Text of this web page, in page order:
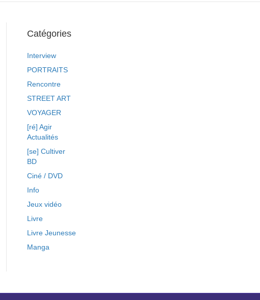
Catégories
Interview
PORTRAITS
Rencontre
STREET ART
VOYAGER
[ré] Agir
Actualités
[se] Cultiver
BD
Ciné / DVD
Info
Jeux vidéo
Livre
Livre Jeunesse
Manga